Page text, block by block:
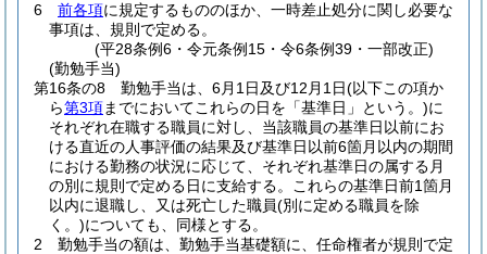
6
前各項に規定するもののほか、一時差止処分に関し必要な
事項は、規則で定める。
(平28条例6・令元条例15・令6条例39・一部改正)
(勤勉手当)
第16条の8
勤勉手当は、6月1日及び12月1日(以下この項か
ら第3項までにおいてこれらの日を「基準日」という。)に
それぞれ在職する職員に対し、当該職員の基準日以前にお
ける直近の人事評価の結果及び基準日以前6箇月以内の期間
における勤務の状況に応じて、それぞれ基準日の属する月
の別に規則で定める日に支給する。
これらの基準日前1箇月
以内に退職し、又は死亡した職員(別に定める職員を除
く。)についても、同様とする。
2
勤勉手当の額は、勤勉手当基礎額に、任命権者が規則で定